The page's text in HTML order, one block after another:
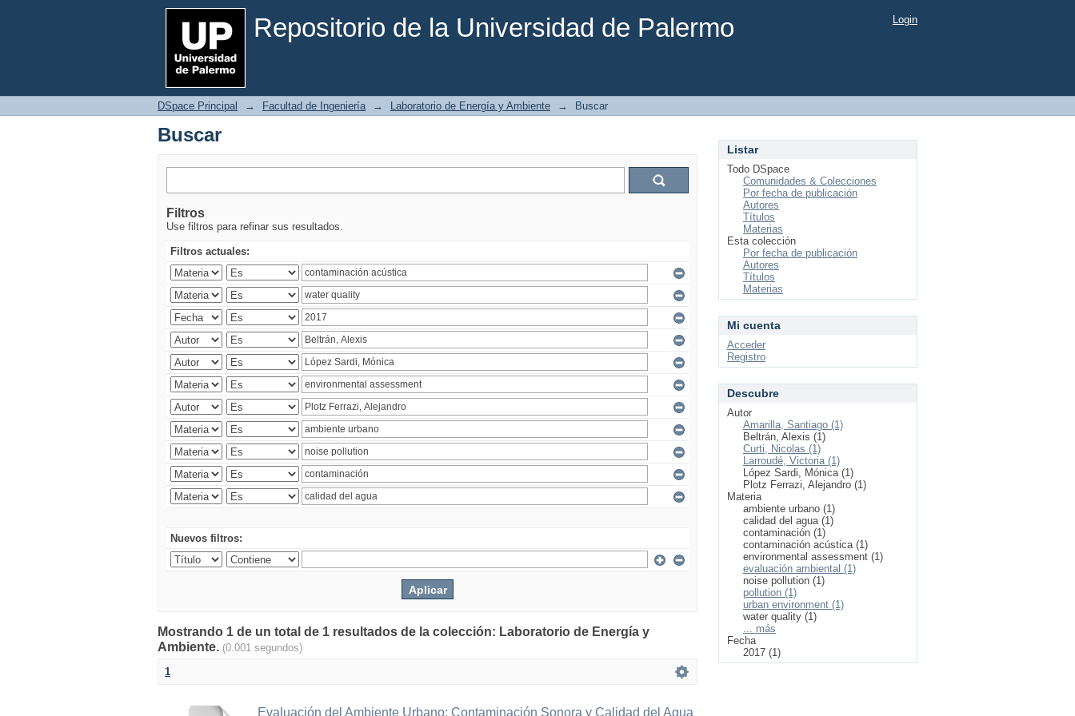
Repositorio de la Universidad de Palermo
Buscar Login
DSpace Principal → Facultad de Ingeniería → Laboratorio de Energía y Ambiente → Buscar
Buscar
Filtros
Use filtros para refinar sus resultados.
Filtros actuales:
Nuevos filtros:
Mostrando 1 de un total de 1 resultados de la colección: Laboratorio de Energía y
Ambiente. (0.001 segundos)
1
Evaluación del Ambiente Urbano: Contaminación Sonora y Calidad del Agua
Listar
Todo DSpace
Comunidades & Colecciones
Por fecha de publicación
Autores
Títulos
Materias
Esta colección
Por fecha de publicación
Autores
Títulos
Materias
Mi cuenta
Acceder
Registro
Descubre
Autor
Amarilla, Santiago (1)
Beltrán, Alexis (1)
Curti, Nicolas (1)
Larroudé, Victoria (1)
López Sardi, Mónica (1)
Plotz Ferrazi, Alejandro (1)
Materia
ambiente urbano (1)
calidad del agua (1)
contaminación (1)
contaminación acústica (1)
environmental assessment (1)
evaluación ambiental (1)
noise pollution (1)
pollution (1)
urban environment (1)
water quality (1)
... más
Fecha
2017 (1)